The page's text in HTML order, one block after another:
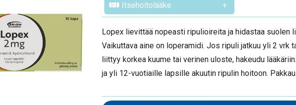
Itsehoitolääke +
Lopex lievittää nopeasti ripulioireita ja hidastaa suolen
Vaikuttava aine on loperamidi. Jos ripuli jatkuu yli 2 vrk
liittyy korkea kuume tai verinen uloste, hakeudu
ja yli 12-vuotiaille lapsille akuutin ripulin hoitoon.